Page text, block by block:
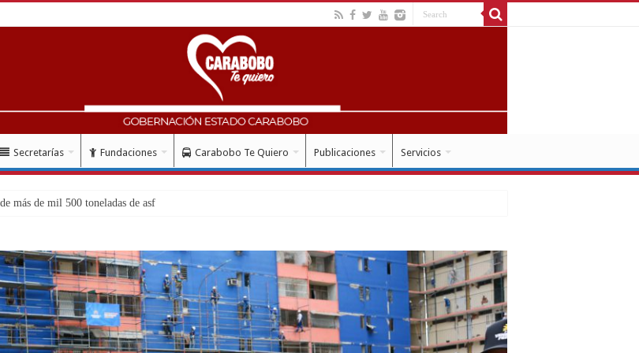
Secretarías Fundaciones Carabobo Te Quiero Publicaciones Servicios